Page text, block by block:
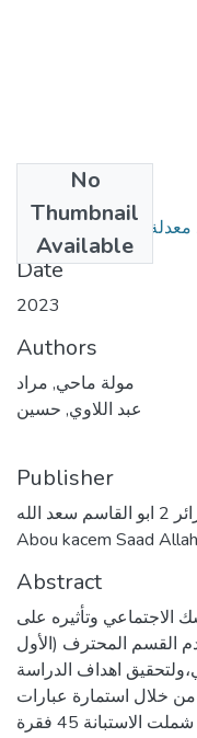
No
Thumbnail
Available
Date
2023
Authors
مولة ماحي, مراد
عبد اللاوي, حسين
Publisher
جامعة الجزائر 2 ابو القاسم سعد الله، university of algiers 2
Abou kacem Saad Allah
Abstract
الاجتماعي وتأثيره على
القسم المحترف (الأول
اهداف الدراسة
خلال استمارة عبارات
مقياس التوافق النفسي والاجتماعي، شملت الاستبانة 45 فقرة